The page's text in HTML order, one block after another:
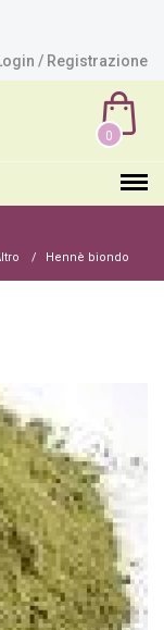
/ Registrazione
0
Hennè biondo